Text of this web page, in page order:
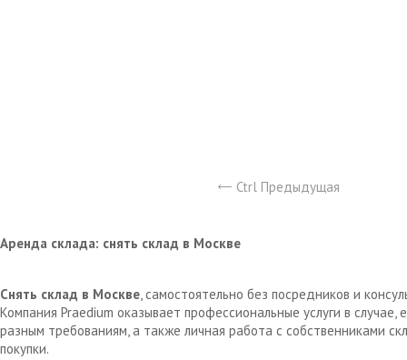
Ctrl Предыдущая
Аренда склада: снять склад в Москве
Снять склад в Москве, самостоятельно без посредников и
Компания Praedium оказывает профессиональные услуги в
разным требованиям, а также личная работа с собственниками
покупки.